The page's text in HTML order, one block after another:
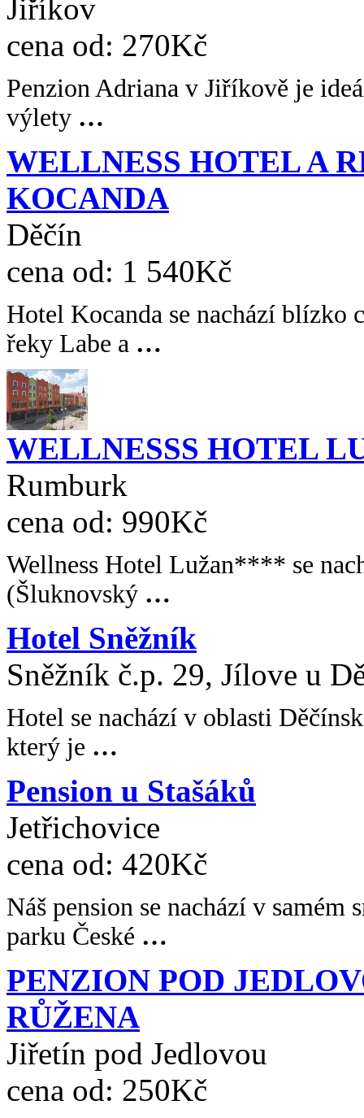
Jiříkov
cena od: 270Kč
Penzion Adriana v Jiříkově je
výlety …
WELLNESS HOTEL A
KOCANDA
Děčín
cena od: 1 540Kč
Hotel Kocanda se nachází blízko
řeky Labe a …
WELLNESSS HOTEL
Rumburk
cena od: 990Kč
Wellness Hotel Lužan**** se
(Šluknovský …
Hotel Sněžník
Sněžník č.p. 29, Jílove u
Hotel se nachází v oblasti
který je …
Pension u Stašáků
Jetřichovice
cena od: 420Kč
Náš pension se nachází v samém
parku České …
PENZION POD
RŮŽENA
Jiřetín pod Jedlovou
cena od: 250Kč